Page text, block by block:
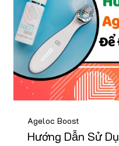
Ageloc Boost
Hướng Dẫn Sử